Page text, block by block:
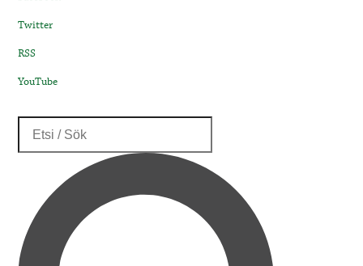
Twitter
RSS
YouTube